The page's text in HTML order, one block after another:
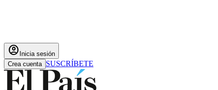
account_circle Inicia sesión
Crea cuenta SUSCRÍBETE